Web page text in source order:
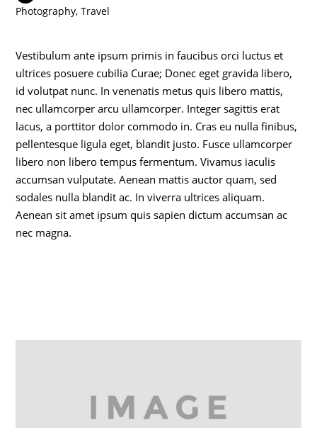
Photography,Travel
Vestibulum ante ipsum primis in faucibus orci luctus et
ultrices posuere cubilia Curae; Donec eget gravida libero,
id volutpat nunc. In venenatis metus quis libero mattis,
nec ullamcorper arcu ullamcorper. Integer sagittis erat
lacus, a porttitor dolor commodo in. Cras eu nulla finibus,
pellentesque ligula eget, blandit justo. Fusce ullamcorper
libero non libero tempus fermentum. Vivamus iaculis
accumsan vulputate. Aenean mattis auctor quam, sed
sodales nulla blandit ac. In viverra ultrices aliquam.
Aenean sit amet ipsum quis sapien dictum accumsan ac
nec magna.